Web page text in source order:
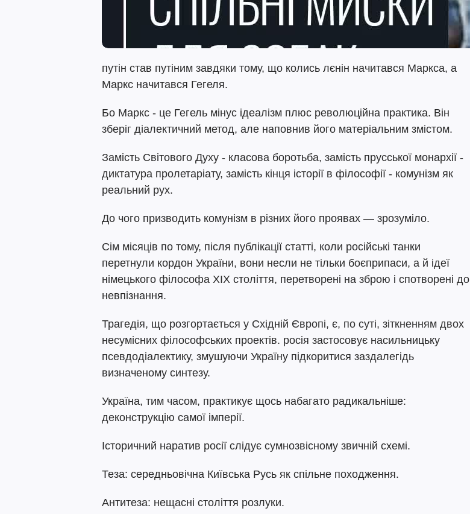
путін став путіним завдяки тому, що колись лєнін начитався Маркса, а
Маркс начитався Гегеля.
Бо Маркс - це Гегель мінус ідеалізм плюс революційна практика. Він
зберіг діалектичний метод, але наповнив його матеріальним змістом.
Замість Світового Духу - класова боротьба, замість прусської монархії -
диктатура пролетаріату, замість кінця історії в філософії - комунізм як
реальний рух.
До чого призводить комунізм в різних його проявах — зрозуміло.
Сім місяців по тому, після публікації статті, коли російські танки
перетнули кордон України, вони несли не тільки боєприпаси, а й ідеї
німецького філософа XIX століття, перетворені на зброю і спотворені до
невпізнання.
Трагедія, що розгортається у Східній Європі, є, по суті, зіткненням двох
несумісних філософських проектів. росія застосовує насильницьку
псевдодіалектику, змушуючи Україну підкоритися заздалегідь
визначеному синтезу.
Україна, тим часом, практикує щось набагато радикальніше:
деконструкцію самої імперії.
Історичний наратив росії слідує сумнозвісному звичній схемі.
Теза: середньовічна Київська Русь як спільне походження.
Антитеза: нещасні століття розлуки.